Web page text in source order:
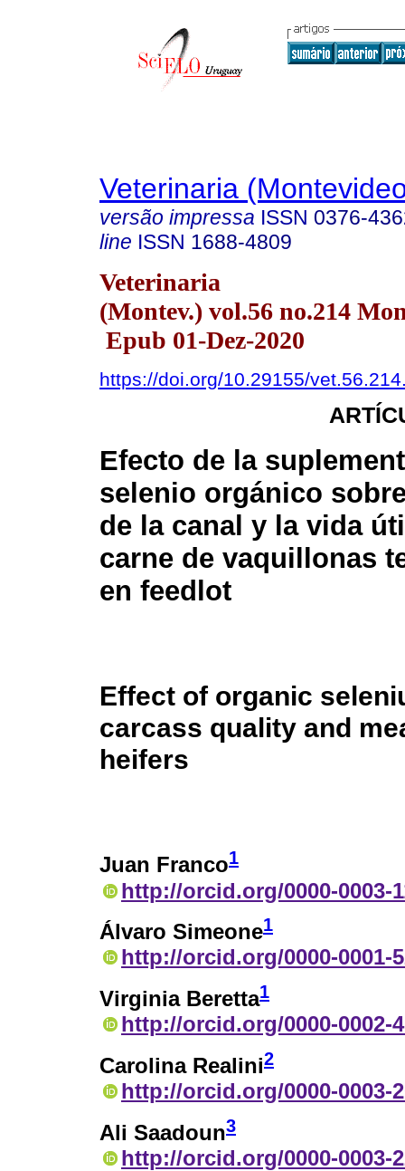
Veterinaria
versão impressa ISSN 0376-
line ISSN 1688-4809
Veterinaria
(Montev.) vol.56 no.214
Epub 01-Dez-2020
https://doi.org/10.29155/
Efecto de la
selenio orgánico
de la canal y la vida
carne de vaquillonas
en feedlot
Effect of organic
carcass quality and
heifers
Juan Franco1
http://orcid.org/0000-0003-
Álvaro Simeone1
http://orcid.org/0000-0001-
Virginia Beretta1
http://orcid.org/0000-0002-
Carolina Realini2
http://orcid.org/0000-0003-
Ali Saadoun3
http://orcid.org/0000-0003-